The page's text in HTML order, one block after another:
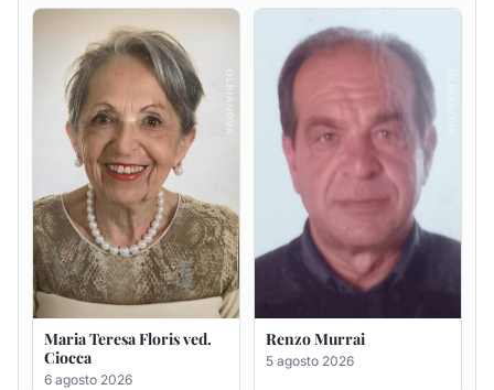
Maria Teresa Floris ved.
6 agosto 2026
Renzo Murrai
5 agosto 2026